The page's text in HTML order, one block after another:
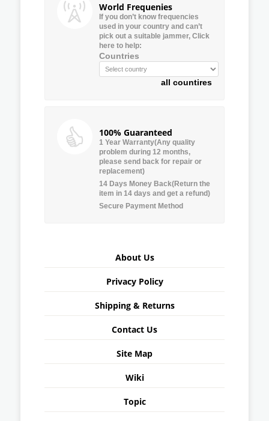
World Frequenies
If you don’t know frequencies
used in your country and can’t
pick out a suitable jammer, Click
here to help:
Countries
all countires
100% Guaranteed
1 Year Warranty(Any quality
problem during 12 months,
please send back for repair or
replacement)
14 Days Money Back(Return the
item in 14 days and get a refund)
Secure Payment Method
About Us
Privacy Policy
Shipping & Returns
Contact Us
Site Map
Wiki
Topic